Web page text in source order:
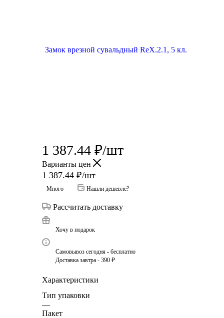
1 387.44 ₽/шт
Варианты цен
1 387.44 ₽/шт
Много Нашли дешевле?
Рассчитать доставку
Хочу в подарок
Самовывоз сегодня - бесплатно
Доставка завтра - 390 ₽
Характеристики
Тип упаковки
—
Пакет